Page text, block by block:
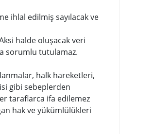
ihlal edilmiş sayılacak ve
halde oluşacak veri
sorumlu tutulamaz.
halk hareketleri,
gibi sebeplerden
taraflarca ifa edilemez
hak ve yükümlülükleri